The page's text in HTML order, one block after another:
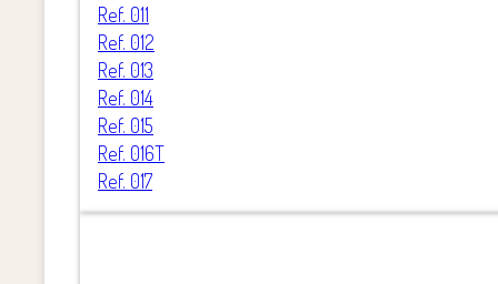
Ref. 011
Ref. 012
Ref. 013
Ref. 014
Ref. 015
Ref. 016T
Ref. 017